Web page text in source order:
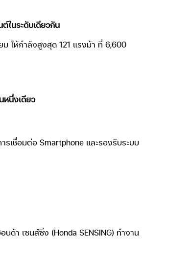
ในระดับเดียวกัน
ให้กำลังสูงสุด 121 แรงม้า ที่ 6,600
หนึ่งเดียว
เชื่อมต่อ Smartphone และรองรับระบบ
ด้า เซนส์ซิ่ง (Honda SENSING) ทำงาน